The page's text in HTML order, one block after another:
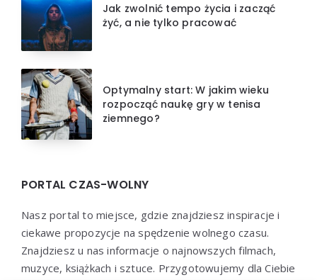
Jak zwolnić tempo życia i zacząć
żyć, a nie tylko pracować
Optymalny start: W jakim wieku
rozpocząć naukę gry w tenisa
ziemnego?
PORTAL CZAS-WOLNY
Nasz portal to miejsce, gdzie znajdziesz inspiracje i
ciekawe propozycje na spędzenie wolnego czasu.
Znajdziesz u nas informacje o najnowszych filmach,
muzyce, książkach i sztuce. Przygotowujemy dla Ciebie